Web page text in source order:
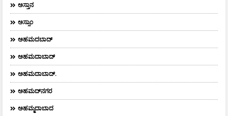
ಅಸ್ತಾನ
ಅಸ್ಸಾಂ
ಅಹಮದಬಾದ್
ಅಹಮದಾಬಾದ್
ಅಹಮದಾಬಾದ್‌.
ಅಹಮದ್‌ನಗರ
ಅಹಮ್ಮದಾಬಾದ